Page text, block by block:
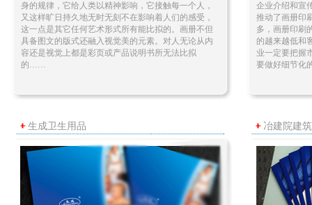
身的规律，它给人类以精神影响，它接触每一个人，
又这样旷日持久地无时无刻不在影响着人们的感受，
这一点是其它任何艺术形式所有能比拟的。画册不但
具备图文的版式还融入视觉美的元素。对人无论从内
容还是视觉上都是彩页或产品说明书所无法比拟
的……
企业介绍和宣
推动了画册印
多，画册印刷
的越来越低和
业一定要把握
要做好细节
生成卫生用品 冶建院建